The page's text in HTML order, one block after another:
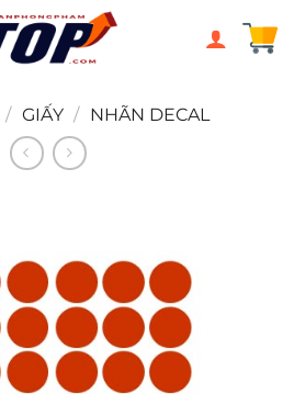
/ GIẤY / NHÃN DECAL